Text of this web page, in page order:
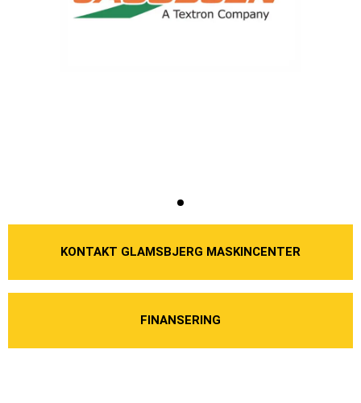
KONTAKT GLAMSBJERG MASKINCENTER
FINANSERING